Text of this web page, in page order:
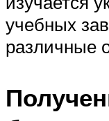
учебных
различные